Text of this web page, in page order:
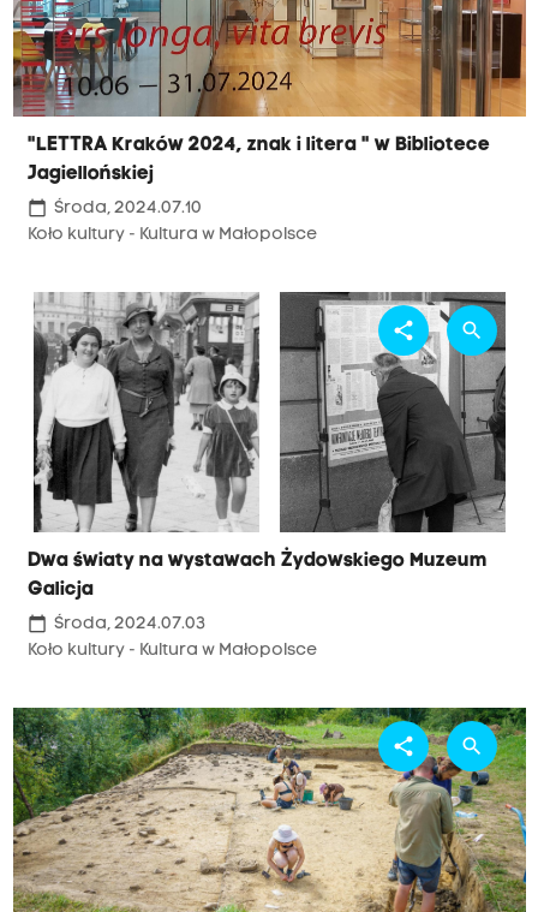
"LETTRA Kraków 2024, znak i litera " w Bibliotece
Jagiellońskiej
calendar_today Środa, 2024.07.10
Koło kultury - Kultura w Małopolsce
Dwa światy na wystawach Żydowskiego Muzeum
Galicja
calendar_today Środa, 2024.07.03
Koło kultury - Kultura w Małopolsce
share search
share search